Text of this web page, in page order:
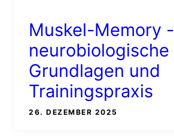
Muskel-Memory -
neurobiologische
Grundlagen und
Trainingspraxis
26. DEZEMBER 2025